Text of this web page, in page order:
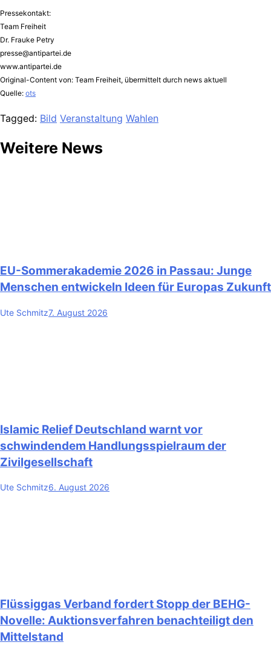
Pressekontakt:
Team Freiheit
Dr. Frauke Petry
presse@antipartei.de
www.antipartei.de
Original-Content von: Team Freiheit, übermittelt durch news aktuell
Quelle: ots
Tagged: Bild Veranstaltung Wahlen
Weitere News
EU-Sommerakademie 2026 in Passau: Junge
Menschen entwickeln Ideen für Europas Zukunft
Ute Schmitz7. August 2026
Islamic Relief Deutschland warnt vor
schwindendem Handlungsspielraum der
Zivilgesellschaft
Ute Schmitz6. August 2026
Flüssiggas Verband fordert Stopp der BEHG-
Novelle: Auktionsverfahren benachteiligt den
Mittelstand